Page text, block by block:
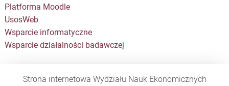
Platforma Moodle
UsosWeb
Wsparcie informatyczne
Wsparcie działalności badawczej
Strona internetowa Wydziału Nauk Ekonomicznych